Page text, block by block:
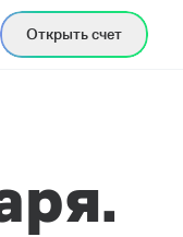
Открыть счет